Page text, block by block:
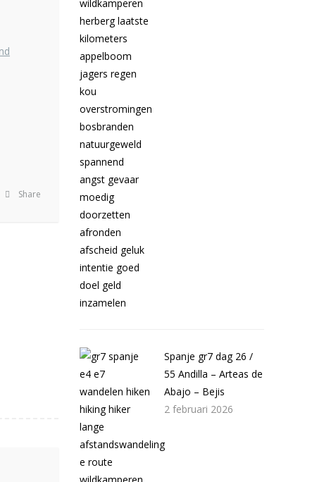
Share
Spanje gr7 dag 26 /
55 Andilla – Arteas de
Abajo – Bejis
2 februari 2026